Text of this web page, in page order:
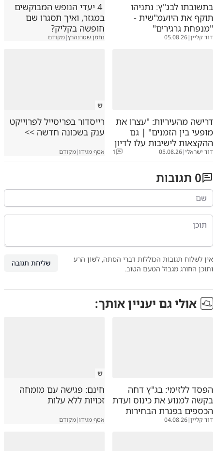
בתשובתו לבג"ץ: נתניהו
תוקף את היועמ"שית -
"מנפחת גרגירים"
דוד קליין|
05.08.26
4 יעדי הנופש המבוקשים
במגזר, ואיך תסגרו שם
חופשה בקליק?
נחמן שטרנהרץ|מקודם
דרישה מהעיריות: "עצרו את
מופעי בין הזמנים" | גם
ההקצאות לישיבות עלו לדיון
דוד ישראלי|
05.08.26
1
ש
רייסדור בפריסייל לפרוייקט
ענק בשכונה חדשה >>
אסף מגידו|מקודם
0 תגובות
אין לשלוח תגובות הכוללות דברי הסתה, לשון הרע
ותוכן החורג מגבול הטעם הטוב.
שליחת תגובה
אולי גם יעניין אותך:
הפסד ללזימי: בג"ץ דחה
בקשה למנוע את כינוס ועדת
הכספים בפגרת הבחירות
דוד קליין|
04.08.26
ש
חינם: פגישה עם מומחה
זכויות ללא עלות
אסף מגידו|מקודם